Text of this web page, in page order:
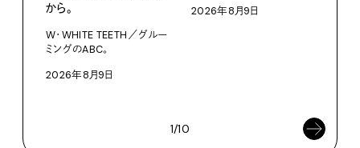
から。
W・WHITE TEETH／グルー
ミングのABC。
2026年8月9日
2026年8月9日
1/10